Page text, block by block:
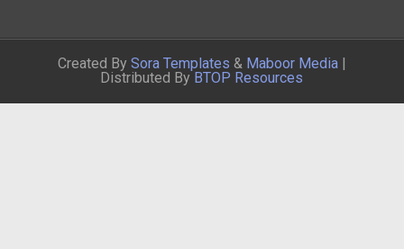
Created By Sora Templates & Maboor Media|
Distributed By BTOP Resources